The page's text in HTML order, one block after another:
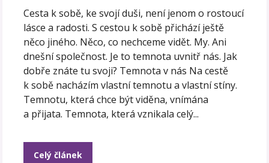
Cesta k sobě, ke svojí duši, není jenom o rostoucí
lásce a radosti. S cestou k sobě přichází ještě
něco jiného. Něco, co nechceme vidět. My. Ani
dnešní společnost. Je to temnota uvnitř nás. Jak
dobře znáte tu svoji? Temnota v nás Na cestě
k sobě nacházím vlastní temnotu a vlastní stíny.
Temnotu, která chce být viděna, vnímána
a přijata. Temnota, která vznikala celý...
Celý článek